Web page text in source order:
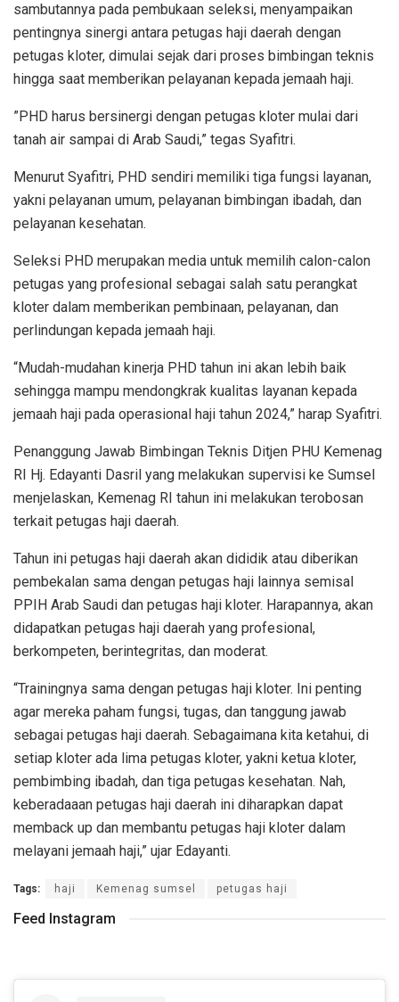
sambutannya pada pembukaan seleksi, menyampaikan
pentingnya sinergi antara petugas haji daerah dengan
petugas kloter, dimulai sejak dari proses bimbingan teknis
hingga saat memberikan pelayanan kepada jemaah haji.
”PHD harus bersinergi dengan petugas kloter mulai dari
tanah air sampai di Arab Saudi,” tegas Syafitri.
Menurut Syafitri, PHD sendiri memiliki tiga fungsi layanan,
yakni pelayanan umum, pelayanan bimbingan ibadah, dan
pelayanan kesehatan.
Seleksi PHD merupakan media untuk memilih calon-calon
petugas yang profesional sebagai salah satu perangkat
kloter dalam memberikan pembinaan, pelayanan, dan
perlindungan kepada jemaah haji.
“Mudah-mudahan kinerja PHD tahun ini akan lebih baik
sehingga mampu mendongkrak kualitas layanan kepada
jemaah haji pada operasional haji tahun 2024,” harap Syafitri.
Penanggung Jawab Bimbingan Teknis Ditjen PHU Kemenag
RI Hj. Edayanti Dasril yang melakukan supervisi ke Sumsel
menjelaskan, Kemenag RI tahun ini melakukan terobosan
terkait petugas haji daerah.
Tahun ini petugas haji daerah akan dididik atau diberikan
pembekalan sama dengan petugas haji lainnya semisal
PPIH Arab Saudi dan petugas haji kloter. Harapannya, akan
didapatkan petugas haji daerah yang profesional,
berkompeten, berintegritas, dan moderat.
“Trainingnya sama dengan petugas haji kloter. Ini penting
agar mereka paham fungsi, tugas, dan tanggung jawab
sebagai petugas haji daerah. Sebagaimana kita ketahui, di
setiap kloter ada lima petugas kloter, yakni ketua kloter,
pembimbing ibadah, dan tiga petugas kesehatan. Nah,
keberadaaan petugas haji daerah ini diharapkan dapat
memback up dan membantu petugas haji kloter dalam
melayani jemaah haji,” ujar Edayanti.
Tags: haji Kemenag sumsel petugas haji
Feed Instagram